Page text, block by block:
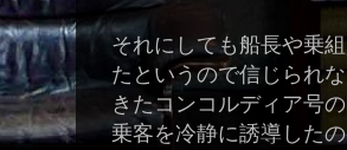
それにしても船長や乗
たというので信じられ
きたコンコルディア号
乗客を冷静に誘導した